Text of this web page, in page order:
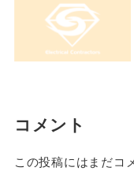
コメント
この投稿にはまだコ